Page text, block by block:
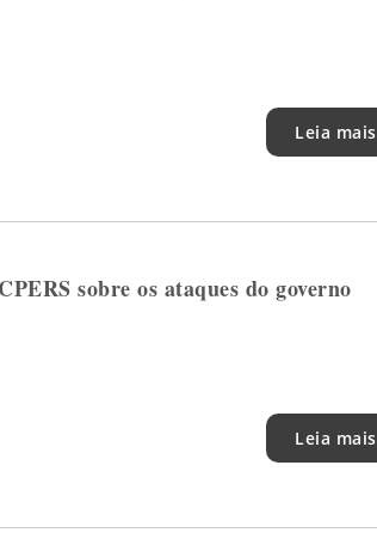
Leia mais
sobre os ataques do governo
Leia mais